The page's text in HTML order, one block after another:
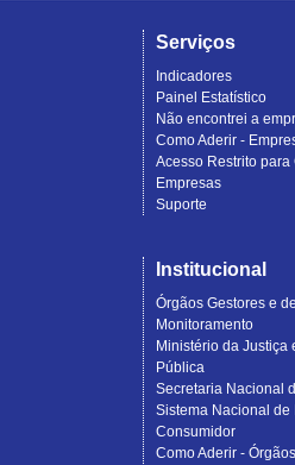
Serviços
Indicadores
Painel Estatístico
Não encontrei a
Como Aderir -
Acesso Restrito para
Empresas
Suporte
Institucional
Órgãos Gestores e de
Monitoramento
Ministério da Justiça
Pública
Secretaria Nacional
Sistema Nacional de
Consumidor
Como Aderir -